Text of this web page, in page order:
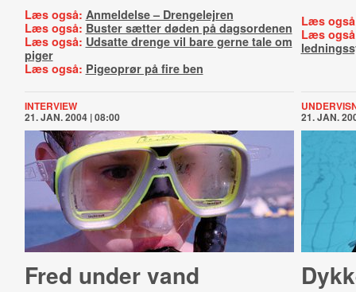
Læs også: Anmeldelse – Drengelejren
Læs også: Buster sætter døden på dagsordenen
Læs også: Udsatte drenge vil bare gerne tale om
piger
Læs også: Pigeoprør på fire ben
Læs
Læs
INTERVIEW
21. JAN. 2004 | 08:00
Fred under vand
21. JAN.